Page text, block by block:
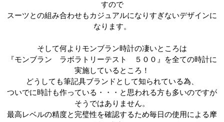
すので
スーツとの組み合わせもカジュアルになりすぎないデザインに
なります。
そして何よりモンブラン時計の凄いところは
『モンブラン ラボラトリーテスト ５００』を全ての時計に
実施しているところ！
どうしても筆記具ブランドとして知られている為、
ついでに時計も作っている・・・と思われる方も多いのですが
そうではありません。
最高レベルの精度と完璧性を確認するため毎日の使用による摩